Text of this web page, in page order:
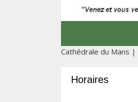
Cathédrale du Mans |
Horaires